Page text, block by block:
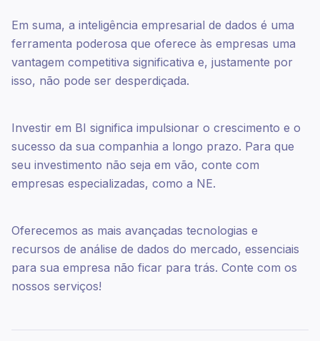
Em suma, a inteligência empresarial de dados é uma
ferramenta poderosa que oferece às empresas uma
vantagem competitiva significativa e, justamente por
isso, não pode ser desperdiçada.
Investir em BI significa impulsionar o crescimento e o
sucesso da sua companhia a longo prazo. Para que
seu investimento não seja em vão, conte com
empresas especializadas, como a NE.
Oferecemos as mais avançadas tecnologias e
recursos de análise de dados do mercado, essenciais
para sua empresa não ficar para trás. Conte com os
nossos serviços!